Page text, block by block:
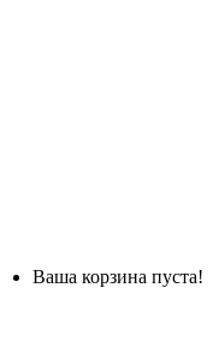
Ваша корзина пуста!